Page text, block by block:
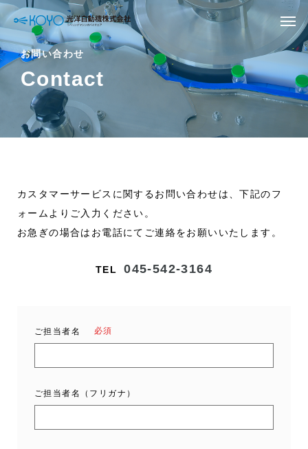
お問い合わせ
Contact
カスタマーサービスに関するお問い合わせは、下記のフ
ォームよりご入力ください。
お急ぎの場合はお電話にてご連絡をお願いいたします。
045-542-3164
ご担当者名 必須
ご担当者名（フリガナ）